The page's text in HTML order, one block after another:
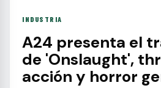
INDUSTRIA
A24 presenta el
de 'Onslaught',
acción y horror